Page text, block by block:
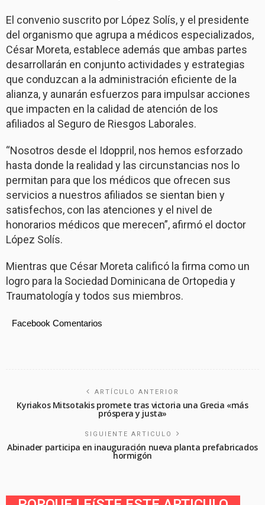
El convenio suscrito por López Solís, y el presidente
del organismo que agrupa a médicos especializados,
César Moreta, establece además que ambas partes
desarrollarán en conjunto actividades y estrategias
que conduzcan a la administración eficiente de la
alianza, y aunarán esfuerzos para impulsar acciones
que impacten en la calidad de atención de los
afiliados al Seguro de Riesgos Laborales.
“Nosotros desde el Idoppril, nos hemos esforzado
hasta donde la realidad y las circunstancias nos lo
permitan para que los médicos que ofrecen sus
servicios a nuestros afiliados se sientan bien y
satisfechos, con las atenciones y el nivel de
honorarios médicos que merecen”, afirmó el doctor
López Solís.
Mientras que César Moreta calificó la firma como un
logro para la Sociedad Dominicana de Ortopedia y
Traumatología y todos sus miembros.
Facebook Comentarios
ARTÍCULO ANTERIOR
Kyriakos Mitsotakis promete tras victoria una Grecia «más
próspera y justa»
SIGUIENTE ARTICULO
Abinader participa en inauguración nueva planta prefabricados
hormigón